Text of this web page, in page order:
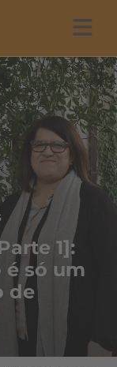
1]:
é só um
de